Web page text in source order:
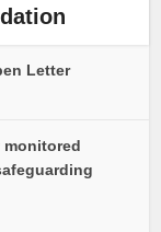
Letter